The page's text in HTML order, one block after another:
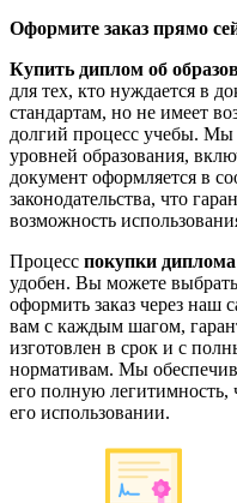
Оформите заказ прямо
Купить диплом об
для тех, кто нуждается в
стандартам, но не имеет
долгий процесс учебы. Мы
уровней образования,
документ оформляется в
законодательства, что
возможность
Процесс покупки
удобен. Вы можете
оформить заказ через наш
вам с каждым шагом,
изготовлен в срок и с
нормативам. Мы
его полную
его использовании.